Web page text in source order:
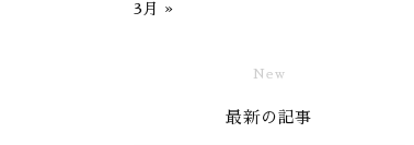
3月 »
New
最新の記事